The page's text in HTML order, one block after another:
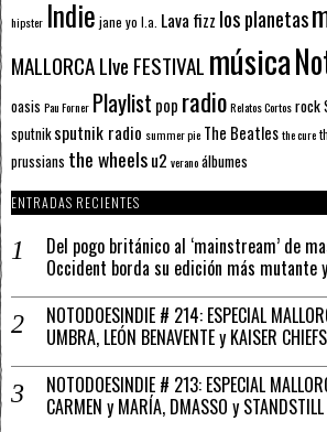
hipster Indie jane yo l.a. Lava fizz los planetas
MALLORCA LIve FESTIVAL música
oasis Pau Forner Playlist pop radioRelatos Cortosrock
sputnik sputnik radio summer pie The Beatlesthe cure
prussians the wheelsu2 veranoálbumes
ENTRADAS RECIENTES
Del pogo británico al ‘mainstream’ de
Occident borda su edición más mutante
NOTODOESINDIE # 214: ESPECIAL
UMBRA, LEÓN BENAVENTE y KAISER CHIEFS
NOTODOESINDIE # 213: ESPECIAL
CARMEN y MARÍA, DMASSO y STANDSTILL